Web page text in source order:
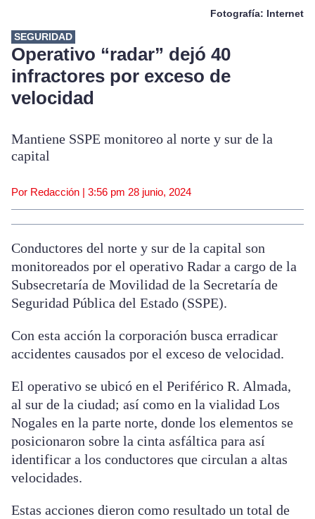
Fotografía: Internet
SEGURIDAD
Operativo “radar” dejó 40
infractores por exceso de
velocidad
Mantiene SSPE monitoreo al norte y sur de la
capital
Por Redacción | 3:56 pm 28 junio, 2024
Conductores del norte y sur de la capital son
monitoreados por el operativo Radar a cargo de la
Subsecretaría de Movilidad de la Secretaría de
Seguridad Pública del Estado (SSPE).
Con esta acción la corporación busca erradicar
accidentes causados por el exceso de velocidad.
El operativo se ubicó en el Periférico R. Almada,
al sur de la ciudad; así como en la vialidad Los
Nogales en la parte norte, donde los elementos se
posicionaron sobre la cinta asfáltica para así
identificar a los conductores que circulan a altas
velocidades.
Estas acciones dieron como resultado un total de